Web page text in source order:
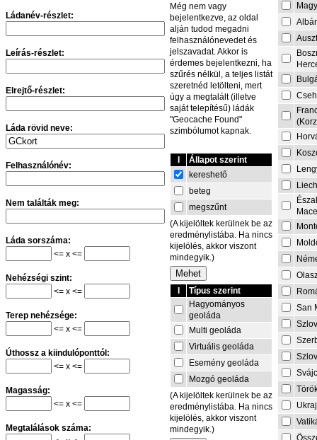
Ládanév-részlet:
Leírás-részlet:
Elrejtő-részlet:
Láda rövid neve:
Felhasználónév:
Nem találták meg:
Láda sorszáma:
<= x <=
Nehézségi szint:
<= x <=
Terep nehézsége:
<= x <=
Úthossz a kiindulóponttól:
<= x <=
Magasság:
<= x <=
Megtalálások száma:
Még nem vagy
bejelentkezve, az oldal
alján tudod megadni
felhasználónevedet és
jelszavadat. Akkor is
érdemes bejelentkezni, ha
szűrés nélkül, a teljes listát
szeretnéd letölteni, mert
úgy a megtalált (illetve
saját telepítésű) ládák
"Geocache Found"
szimbólumot kapnak.
I
Állapot szerint
kereshető
beteg
megszűnt
(A kijelöltek kerülnek be az
eredménylistába. Ha nincs
kijelölés, akkor viszont
mindegyik.)
I
Típus szerint
Hagyományos
geoláda
Multi geoláda
Virtuális geoláda
Esemény geoláda
Mozgó geoláda
(A kijelöltek kerülnek be az
eredménylistába. Ha nincs
kijelölés, akkor viszont
mindegyik.)
San